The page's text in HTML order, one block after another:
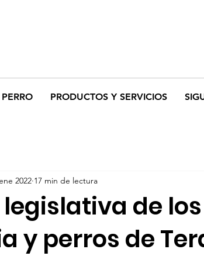
PRODUCTOS Y SERVICIOS
de
y perros de
2022 17 min de lectura